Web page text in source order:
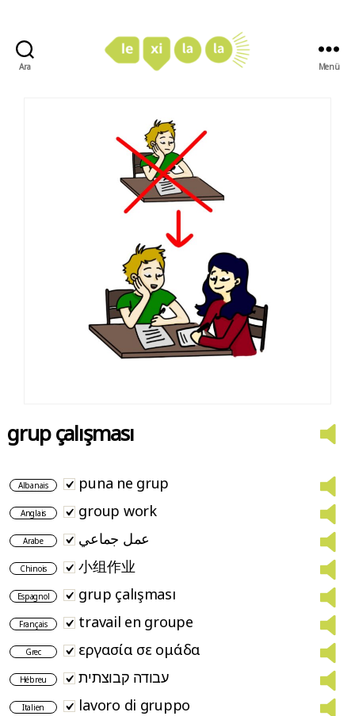
Ara Menü
grup çalışması
Albanais puna ne grup
Anglais group work
Arabe عمل جماعي
Chinois 小组作业
Espagnol grup çalışması
Français travail en groupe
Grec εργασία σε ομάδα
Hébreu עבודה קבוצתית
Italien lavoro di gruppo